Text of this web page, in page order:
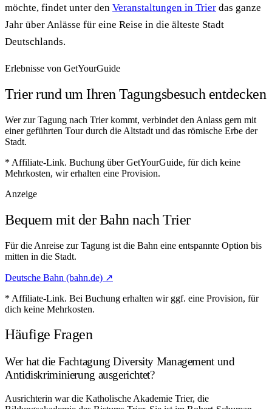
möchte, findet unter den Veranstaltungen in Trier das ganze
Jahr über Anlässe für eine Reise in die älteste Stadt
Deutschlands.
Erlebnisse von GetYourGuide
Trier rund um Ihren Tagungsbesuch entdecken
Wer zur Tagung nach Trier kommt, verbindet den Anlass gern mit
einer geführten Tour durch die Altstadt und das römische Erbe der
Stadt.
* Affiliate-Link. Buchung über GetYourGuide, für dich keine
Mehrkosten, wir erhalten eine Provision.
Anzeige
Bequem mit der Bahn nach Trier
Für die Anreise zur Tagung ist die Bahn eine entspannte Option bis
mitten in die Stadt.
Deutsche Bahn (bahn.de) ↗
* Affiliate-Link. Bei Buchung erhalten wir ggf. eine Provision, für
dich keine Mehrkosten.
Häufige Fragen
Wer hat die Fachtagung Diversity Management und
Antidiskriminierung ausgerichtet?
Ausrichterin war die Katholische Akademie Trier, die